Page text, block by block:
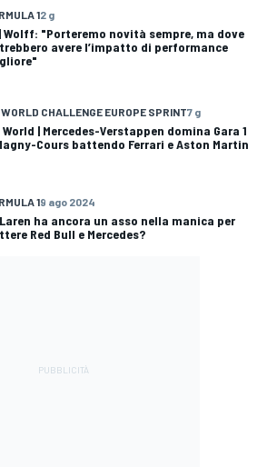
12 g
| Wolff: "Porteremo novità sempre, ma dove
avere l’impatto di performance
WORLD CHALLENGE EUROPE SPRINT7 g
World | Mercedes-Verstappen domina Gara 1
Cours battendo Ferrari e Aston Martin
19 ago 2024
ha ancora un asso nella manica per
Red Bull e Mercedes?